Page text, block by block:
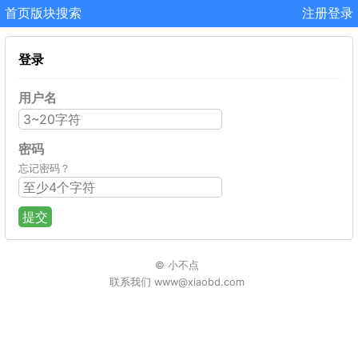
首页版块搜索 注册登录
登录
用户名
密码
忘记密码？
提交
© 小不点
联系我们 www@xiaobd.com